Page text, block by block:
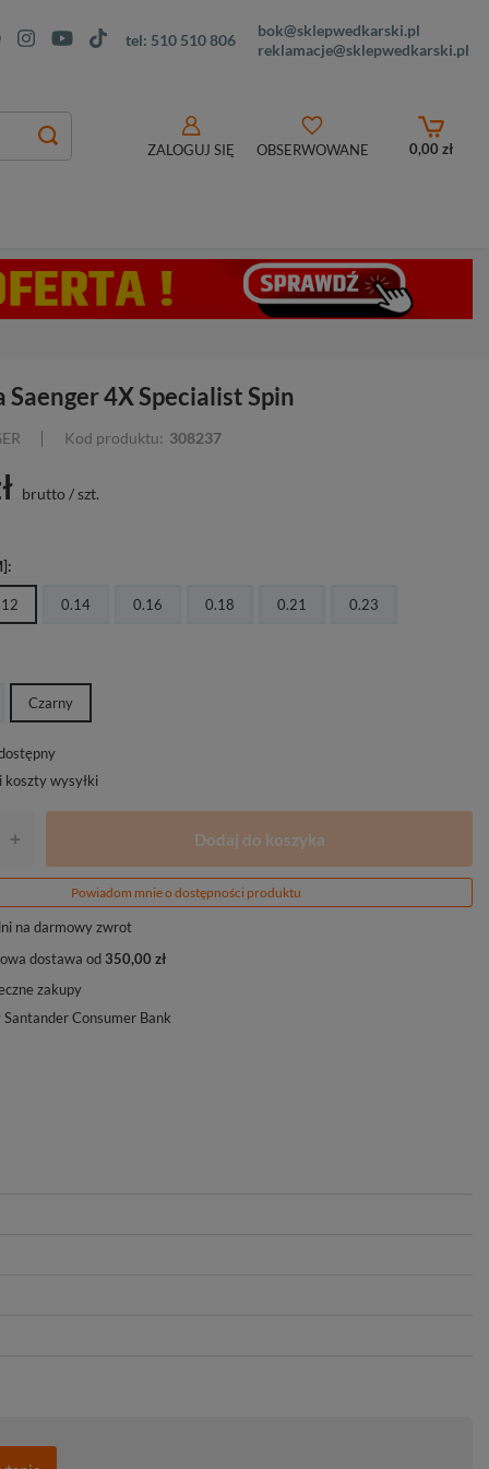
tel: 510 510 806
bok@sklepwedkarski.pl
reklamacje@sklepwedkarski.pl
ZALOGUJ SIĘ OBSERWOWANE 0,00 zł
Saenger 4X Specialist Spin
Kod produktu: 308237
brutto /szt.
0.14 0.16 0.18 0.21 0.23
Czarny
koszty wysyłki
+ Dodaj do koszyka
Powiadom mnie o dostępności produktu
na darmowy zwrot
dostawa od 350,00 zł
zakupy
Santander Consumer Bank